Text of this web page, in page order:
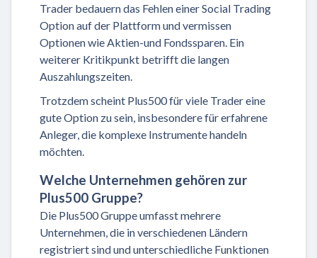
Trader bedauern das Fehlen einer Social Trading
Option auf der Plattform und vermissen
Optionen wie Aktien-und Fondssparen. Ein
weiterer Kritikpunkt betrifft die langen
Auszahlungszeiten.
Trotzdem scheint Plus500 für viele Trader eine
gute Option zu sein, insbesondere für erfahrene
Anleger, die komplexe Instrumente handeln
möchten.
Welche Unternehmen gehören zur
Plus500 Gruppe?
Die Plus500 Gruppe umfasst mehrere
Unternehmen, die in verschiedenen Ländern
registriert sind und unterschiedliche Funktionen